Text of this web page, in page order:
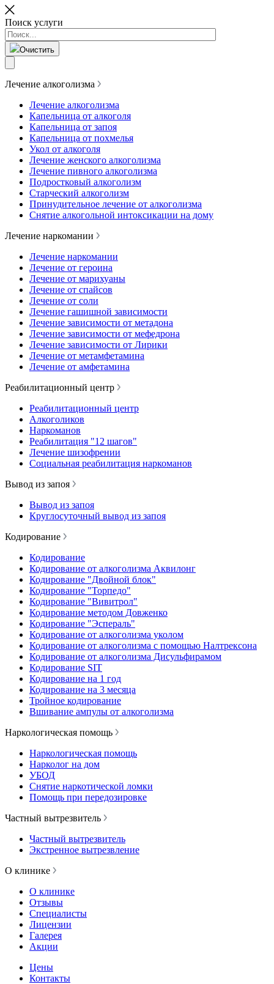
Поиск услуги
Очистить
Лечение алкоголизма
Лечение алкоголизма
Капельница от алкоголя
Капельница от запоя
Капельница от похмелья
Укол от алкоголя
Лечение женского алкоголизма
Лечение пивного алкоголизма
Подростковый алкоголизм
Старческий алкоголизм
Принудительное лечение от алкоголизма
Снятие алкогольной интоксикации на дому
Лечение наркомании
Лечение наркомании
Лечение от героина
Лечение от марихуаны
Лечение от спайсов
Лечение от соли
Лечение гашишной зависимости
Лечение зависимости от метадона
Лечение зависимости от мефедрона
Лечение зависимости от Лирики
Лечение от метамфетамина
Лечение от амфетамина
Реабилитационный центр
Реабилитационный центр
Алкоголиков
Наркоманов
Реабилитация "12 шагов"
Лечение шизофрении
Социальная реабилитация наркоманов
Вывод из запоя
Вывод из запоя
Круглосуточный вывод из запоя
Кодирование
Кодирование
Кодирование от алкоголизма Аквилонг
Кодирование "Двойной блок"
Кодирование "Торпедо"
Кодирование "Вивитрол"
Кодирование методом Довженко
Кодирование "Эспераль"
Кодирование от алкоголизма уколом
Кодирование от алкоголизма с помощью Налтрексона
Кодирование от алкоголизма Дисульфирамом
Кодирование SIT
Кодирование на 1 год
Кодирование на 3 месяца
Тройное кодирование
Вшивание ампулы от алкоголизма
Наркологическая помощь
Наркологическая помощь
Нарколог на дом
УБОД
Снятие наркотической ломки
Помощь при передозировке
Частный вытрезвитель
Частный вытрезвитель
Экстренное вытрезвление
О клинике
О клинике
Отзывы
Специалисты
Лицензии
Галерея
Акции
Цены
Контакты